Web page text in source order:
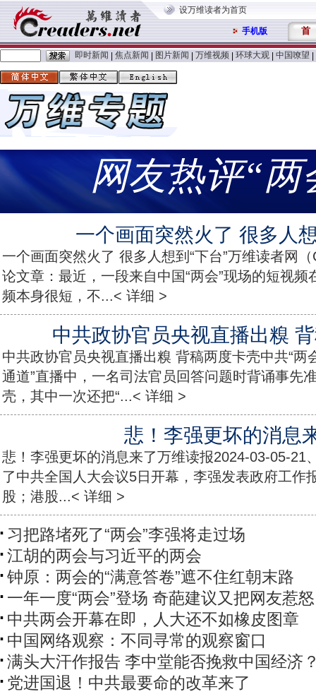
设万维读者为首页
手机版 首
即时新闻 焦点新闻 图片新闻 万维视频 环球大观 中国嘹望
网友热评“两
一个画面突然火了 很多人
一个画面突然火了 很多人想到“下台”万维读者网
论文章：最近，一段来自中国“两会”现场的短视
频本身很短，不...< 详细 >
中共政协官员央视直播出糗
中共政协官员央视直播出糗 背稿两度卡壳中共“两
通道”直播中，一名司法官员回答问题时背诵事先
壳，其中一次还把“...< 详细 >
悲！李强更坏的消息
悲！李强更坏的消息来了万维读报2024-03-05-21
了中共全国人大会议5日开幕，李强发表政府工作
股；港股...< 详细 >
习把路堵死了“两会”李强将走过场
江胡的两会与习近平的两会
钟原：两会的“满意答卷”遮不住红朝末路
一年一度“两会”登场 奇葩建议又把网友惹
中共两会开幕在即，人大还不如橡皮图章
中国网络观察：不同寻常的观察窗口
满头大汗作报告 李中堂能否挽救中国经济
党进国退！中共最要命的改革来了